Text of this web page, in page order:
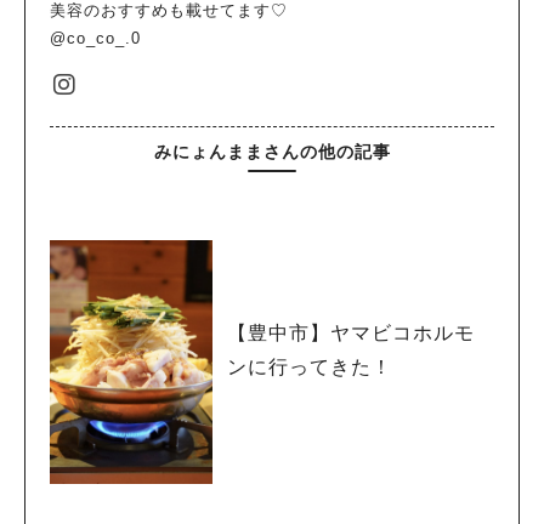
美容のおすすめも載せてます♡
@co_co_.0
みにょんままさんの他の記事
【豊中市】ヤマビコホルモ
ンに行ってきた！